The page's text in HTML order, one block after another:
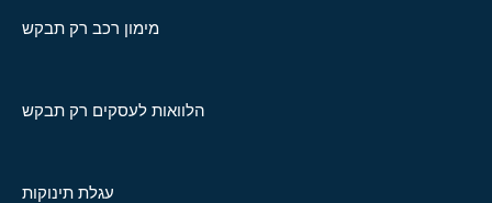
מימון רכב רק תבקש
הלוואות לעסקים רק תבקש
עגלת תינוקות